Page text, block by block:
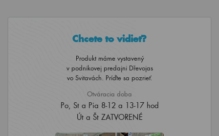
Chcete to vidieť?
Produkt máme vystavený
v podnikovej predajni Dřevojas
vo Svitavách. Príďte sa pozrieť.
Otváracia doba
Po, St a Pia 8-12 a 13-17 hod
Út a Št ZATVORENÉ